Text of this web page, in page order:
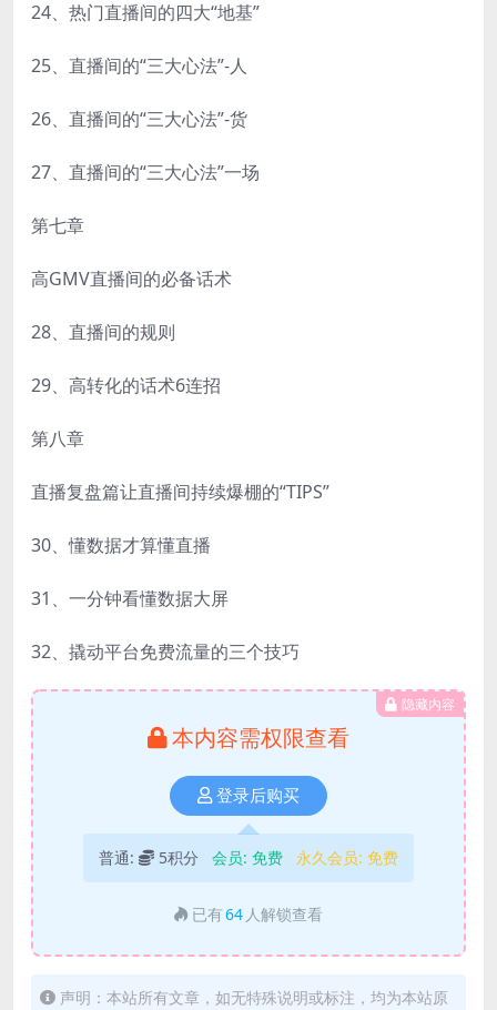
24、热门直播间的四大“地基”
25、直播间的“三大心法”-人
26、直播间的“三大心法”-货
27、直播间的“三大心法”一场
第七章
高GMV直播间的必备话术
28、直播间的规则
29、高转化的话术6连招
第八章
直播复盘篇让直播间持续爆棚的“TIPS”
30、懂数据才算懂直播
31、一分钟看懂数据大屏
32、撬动平台免费流量的三个技巧
隐藏内容
本内容需权限查看
登录后购买
普通: 5积分 会员: 免费 永久会员: 免费
已有64 人解锁查看
声明：本站所有文章，如无特殊说明或标注，均为本站原